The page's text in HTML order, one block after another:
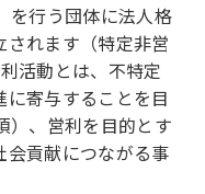
を行う団体に法人格
れます（特定非営
活動とは、不特定
寄与することを目
）、営利を目的とす
会貢献につながる事